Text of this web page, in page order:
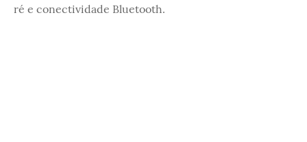
ré e conectividade Bluetooth.